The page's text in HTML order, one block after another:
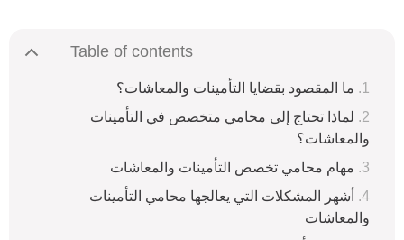
Table of contents
ما المقصود بقضايا التأمينات والمعاشات؟
لماذا تحتاج إلى محامي متخصص في التأمينات
والمعاشات؟
مهام محامي تخصص التأمينات والمعاشات
أشهر المشكلات التي يعالجها محامي التأمينات
والمعاشات